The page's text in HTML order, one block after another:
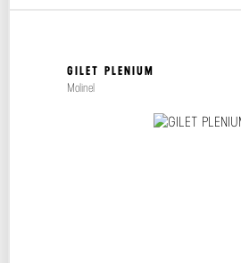
GILET PLENIUM
Molinel